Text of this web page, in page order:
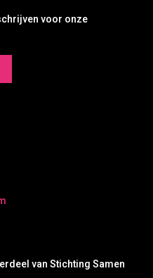
voor onze
van Stichting Samen